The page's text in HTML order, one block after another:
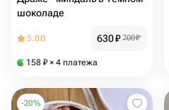
шоколаде
5.00 630₽ 700₽
158 ₽ × 4 платежа
-20%